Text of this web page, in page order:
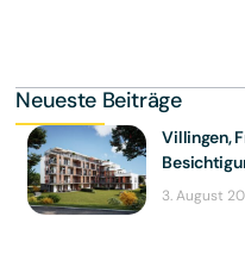
Neueste Beiträge
Villingen,
3. August